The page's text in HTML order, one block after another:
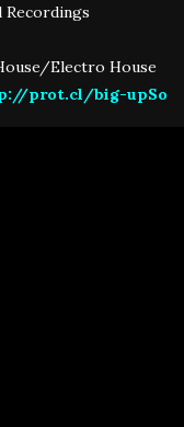
Electro House
prot.cl/big-upSo